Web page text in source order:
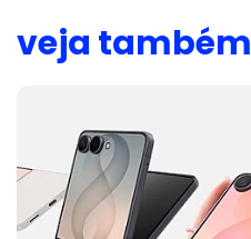
veja também